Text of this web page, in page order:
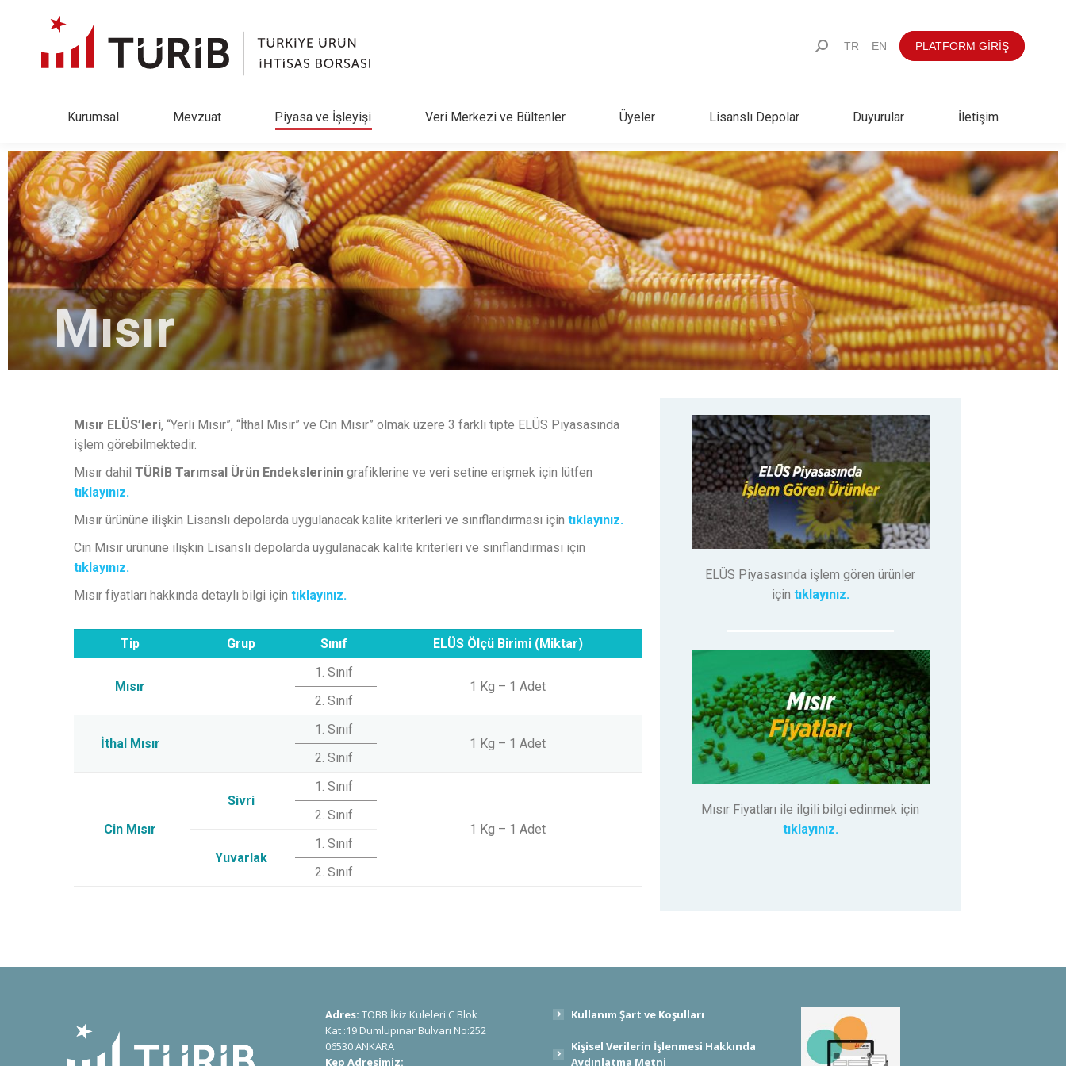
TR EN PLATFORM GİRİŞ
Kurumsal Mevzuat Piyasa ve İşleyişi Veri Merkezi ve Bültenler Üyeler Lisanslı Depolar Duyurular İletişim
Mısır
Mısır ELÜS’leri, “Yerli Mısır”, “İthal Mısır” ve Cin Mısır” olmak üzere 3 farklı tipte ELÜS Piyasasında
işlem görebilmektedir.
Mısır dahil TÜRİB Tarımsal Ürün Endekslerinin grafiklerine ve veri setine erişmek için lütfen
tıklayınız.
Mısır ürününe ilişkin Lisanslı depolarda uygulanacak kalite kriterleri ve sınıflandırması için tıklayınız.
Cin Mısır ürününe ilişkin Lisanslı depolarda uygulanacak kalite kriterleri ve sınıflandırması için
tıklayınız.
Mısır fiyatları hakkında detaylı bilgi için tıklayınız.
Tip Grup Sınıf ELÜS Ölçü Birimi (Miktar)
Mısır
1. Sınıf
1 Kg – 1 Adet
2. Sınıf
İthal Mısır
1. Sınıf
1 Kg – 1 Adet
2. Sınıf
Cin Mısır
Sivri
1. Sınıf
1 Kg – 1 Adet
2. Sınıf
Yuvarlak
1. Sınıf
2. Sınıf
ELÜS Piyasasında işlem gören ürünler
için tıklayınız.
Mısır Fiyatları ile ilgili bilgi edinmek için
tıklayınız.
Adres: TOBB İkiz Kuleleri C Blok
Kat :19 Dumlupınar Bulvarı No:252
06530 ANKARA
Kep Adresimiz:
Kullanım Şart ve Koşulları
Kişisel Verilerin İşlenmesi Hakkında
Aydınlatma Metni